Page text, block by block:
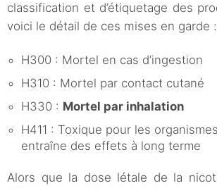
classification et d’étiquetage des
voici le détail de ces mises en garde :
H300 : Mortel en cas d’ingestion
H310 : Mortel par contact cutané
H330 : Mortel par inhalation
H411 : Toxique pour les
entraîne des effets à long terme
Alors que la dose létale de la